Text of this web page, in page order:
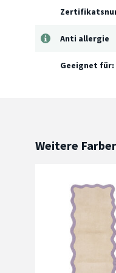
Anti allergie
Geeignet für:
Weitere